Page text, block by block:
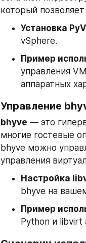
который
Установка
vSphere.
Пример
управления
аппаратных
Управление
bhyve — это
многие гостевые
bhyve можно
управления
Настройка
bhyve на
Пример
Python и libvirt